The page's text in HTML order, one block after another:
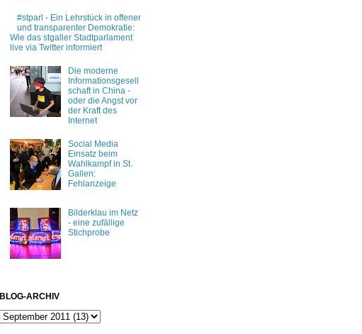
#stparl - Ein Lehrstück in offener
und transparenter Demokratie:
Wie das stgaller Stadtparlament
live via Twitter informiert
Die moderne
Informationsgesell
schaft in China -
oder die Angst vor
der Kraft des
Internet
Social Media
Einsatz beim
Wahlkampf in St.
Gallen:
Fehlanzeige
Bilderklau im Netz
- eine zufällige
Stichprobe
BLOG-ARCHIV